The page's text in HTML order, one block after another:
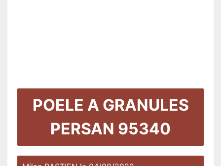
POELE A GRANULES
PERSAN 95340